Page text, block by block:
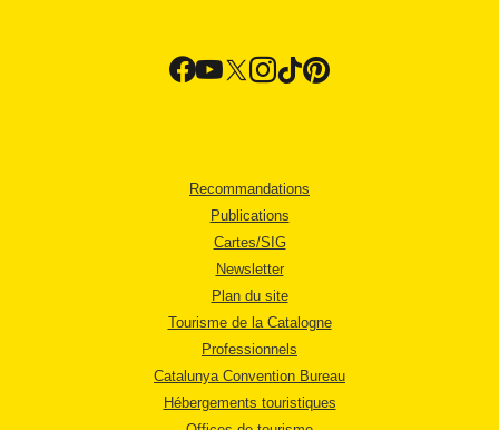
Recommandations
Publications
Cartes/SIG
Newsletter
Plan du site
Tourisme de la Catalogne
Professionnels
Catalunya Convention Bureau
Hébergements touristiques